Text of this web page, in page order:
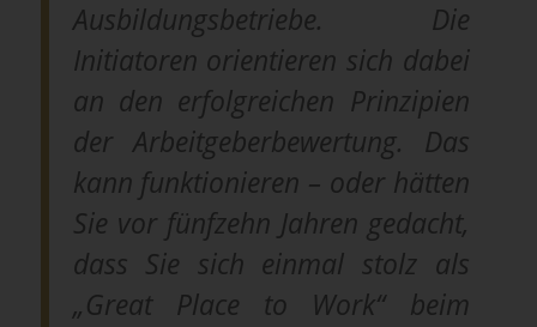
Ausbildungsbetriebe. Die
Initiatoren orientieren sich dabei
an den erfolgreichen Prinzipien
der Arbeitgeberbewertung. Das
kann funktionieren – oder hätten
Sie vor fünfzehn Jahren gedacht,
dass Sie sich einmal stolz als
„Great Place to Work“ beim